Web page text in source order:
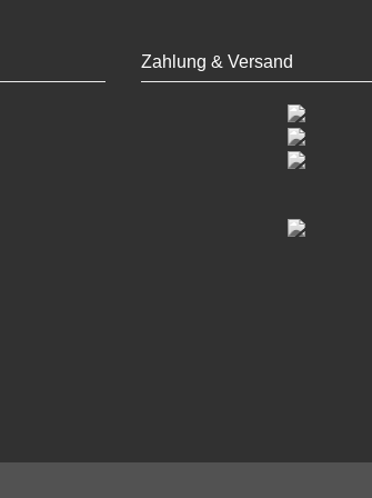
Zahlung & Versand